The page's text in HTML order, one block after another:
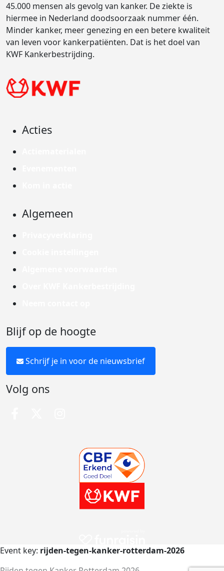
45.000 mensen als gevolg van kanker. De ziekte is
hiermee in Nederland doodsoorzaak nummer één.
Minder kanker, meer genezing en een betere kwaliteit
van leven voor kankerpatiënten. Dat is het doel van
KWF Kankerbestrijding.
Acties
Algemeen
Blijf op de hoogte
Schrijf je in voor de nieuwsbrief
Volg ons
Event key: rijden-tegen-kanker-rotterdam-2026